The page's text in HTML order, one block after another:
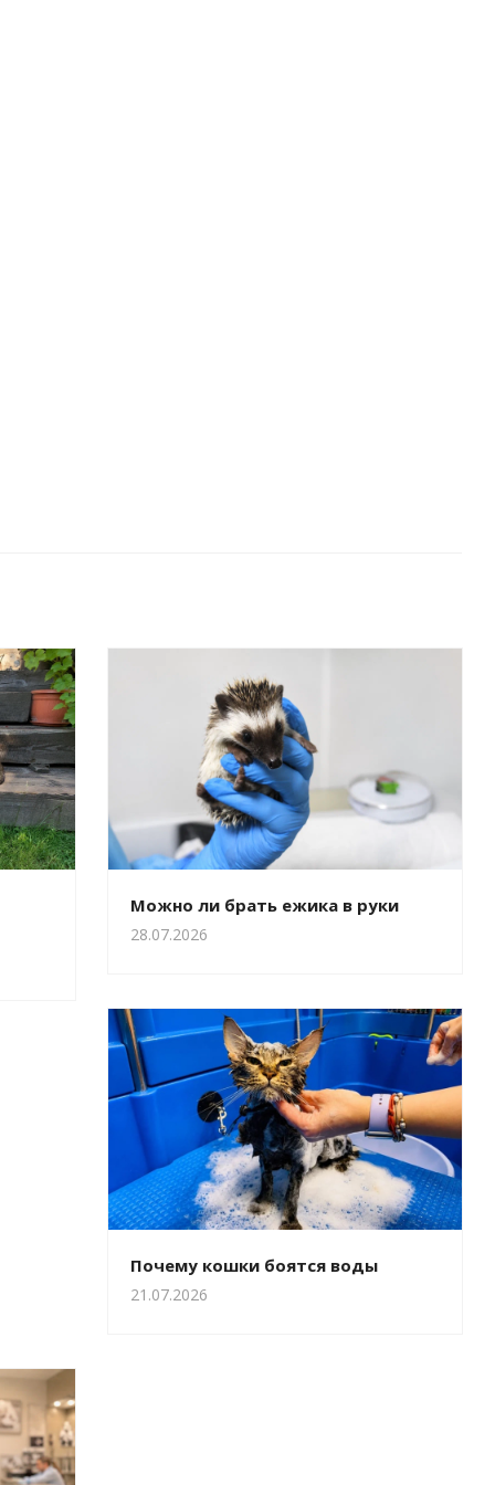
Можно ли брать ежика в руки
28.07.2026
Почему кошки боятся воды
21.07.2026